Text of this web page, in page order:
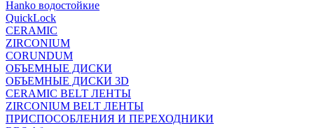
Hanko водостойкие
QuickLock
CERAMIC
ZIRCONIUM
СORUNDUM
ОБЪЕМНЫЕ ДИСКИ
ОБЪЕМНЫЕ ДИСКИ 3D
CERAMIC BELT ЛЕНТЫ
ZIRCONIUM BELT ЛЕНТЫ
ПРИСПОСОБЛЕНИЯ И ПЕРЕХОДНИКИ